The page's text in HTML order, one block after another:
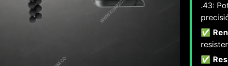
.43:
✅
✅